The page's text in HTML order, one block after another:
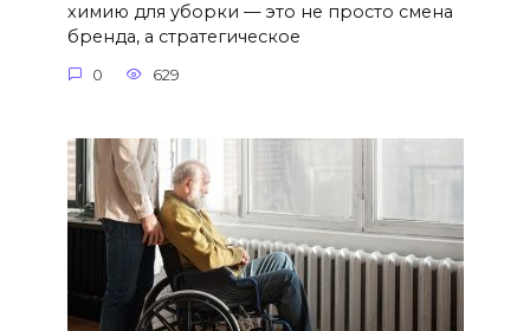
химию для уборки — это не просто смена
бренда, а стратегическое
0 629